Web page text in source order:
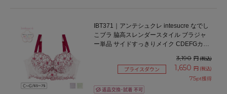
IBT371｜アンテシュクレ intesucre なでし
こブラ 脇高スレンダースタイル ブラジャ
ー単品 サイドすっきりメイク CDEFGカッ
3,190 円(税込)
プライスダウン 1,650 円 (税込)
75pt獲得